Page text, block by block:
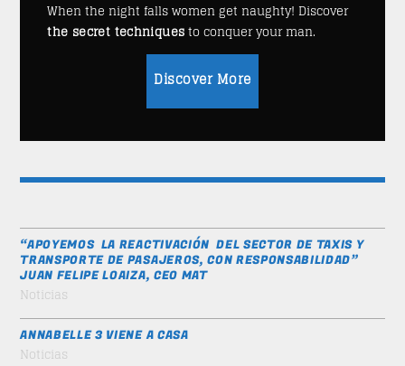
When the night falls women get naughty! Discover
the secret techniquesto conquer your man.
Discover More
“APOYEMOS LA REACTIVACIÓN DEL SECTOR DE TAXIS Y
TRANSPORTE DE PASAJEROS, CON RESPONSABILIDAD”
JUAN FELIPE LOAIZA, CEO MAT
Noticias
ANNABELLE 3 VIENE A CASA
Noticias